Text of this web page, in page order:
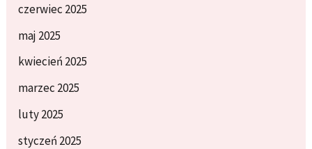
czerwiec 2025
maj 2025
kwiecień 2025
marzec 2025
luty 2025
styczeń 2025